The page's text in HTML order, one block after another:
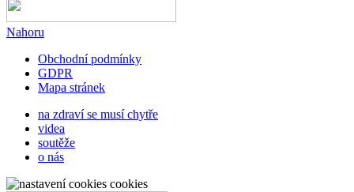
Nahoru
Obchodní podmínky
GDPR
Mapa stránek
na zdraví se musí chytře
videa
soutěže
o nás
cookies